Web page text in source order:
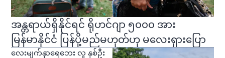
အန္တရာယ်ရှိနိုင်ရင် ရိုဟင်ဂျာ ၅၀၀၀ အား
မြန်မာနိုင်ငံ ပြန်ပို့မည်မဟုတ်ဟု မလေးရှားပြော
လေးမျက်နှာရေဘေး လူ နှစ်ဦး